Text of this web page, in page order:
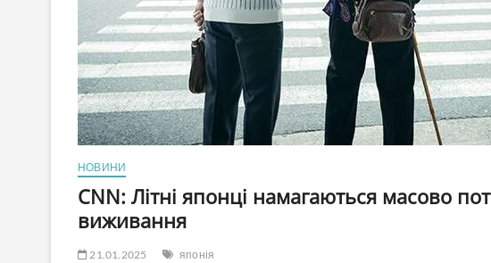
НОВИНИ
CNN: Літні японці намагаються масово
виживання
21.01.2025 японія